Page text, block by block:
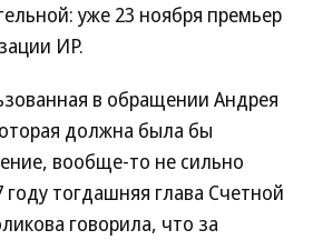
уже 23 ноября премьер
ИР.
в обращении Андрея
должна была бы
вообще-то не сильно
тогдашняя глава Счетной
говорила, что за